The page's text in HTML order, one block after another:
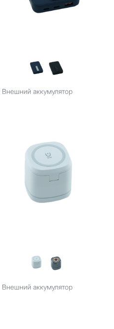
Внешний аккумулятор
Внешний аккумулятор